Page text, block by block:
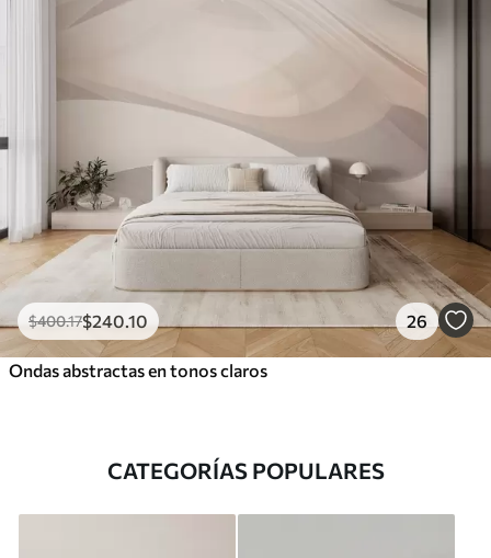
$400.17$240 .10 26
Ondas abstractas en tonos claros
CATEGORÍAS POPULARES